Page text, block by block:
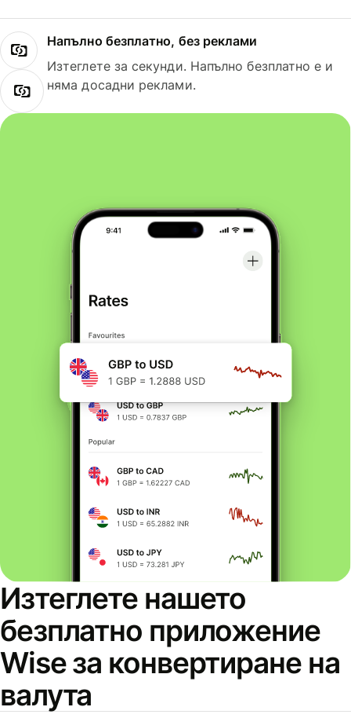
Напълно безплатно, без реклами
Изтеглете за секунди. Напълно безплатно е и
няма досадни реклами.
Изтеглете нашето
безплатно приложение
Wise за конвертиране на
валута